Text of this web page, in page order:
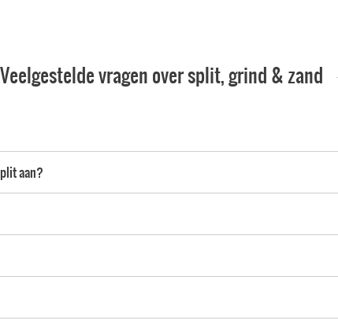
Veelgestelde vragen over split, grind & zand
aan?